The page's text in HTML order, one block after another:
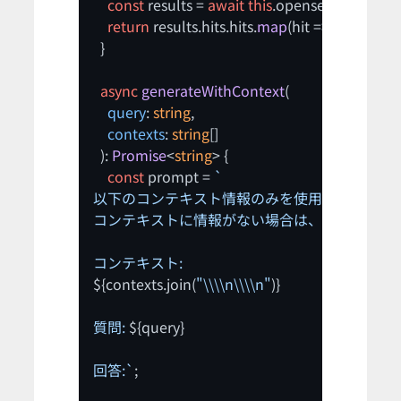
const results = awaitthis.opensearchClient
return results.hits.hits.map(hit =>
  }
async generateWithContext(
query: string,
contexts: string[]
  ):
Promise<string> {
const prompt = `
以下のコンテキスト情報のみを使用して質問に
コンテキストに情報がない場合は、「提供さ
コンテキスト:
${contexts.join("\\\\n\\\\n")}
質問: ${query}
回答:` ;